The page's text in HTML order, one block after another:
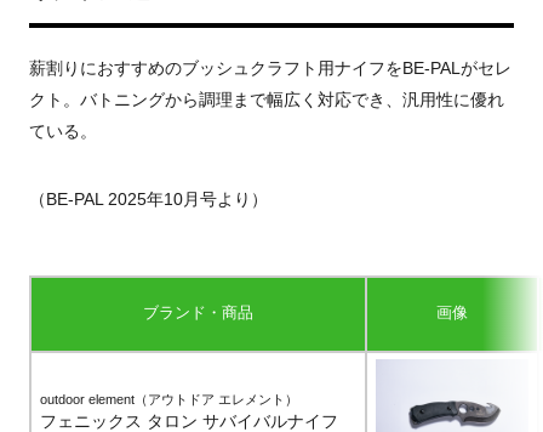
薪割りにおすすめのブッシュクラフト用ナイフをBE-PALがセレ
クト。バトニングから調理まで幅広く対応でき、汎用性に優れ
ている。
（BE-PAL 2025年10月号より）
ブランド・商品 画像
outdoor element（アウトドア エレメント）
フェニックス タロン サバイバルナイフ